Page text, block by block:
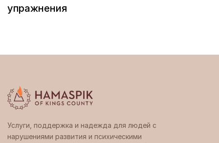
упражнения
Услуги, поддержка и надежда для людей с
нарушениями развития и психическими